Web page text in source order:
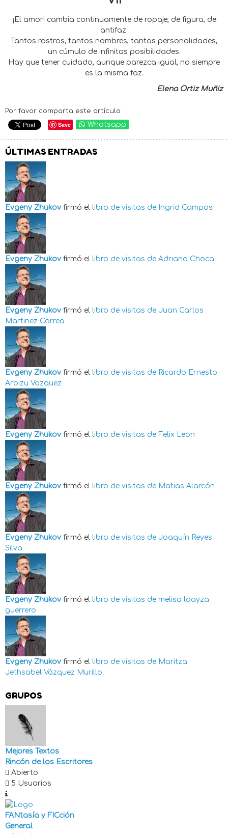
¡El amor! cambia continuamente de ropaje, de figura, de
antifaz.
Tantos rostros, tantos nombres, tantas personalidades,
un cúmulo de infinitas posibilidades.
Hay que tener cuidado, aunque parezca igual, no siempre
es la misma faz.
Elena Ortiz Muñiz
Por favor comparta este artículo:
Save Whatsapp
ÚLTIMAS ENTRADAS
Evgeny Zhukov firmó el libro de visitas de Ingrid Campos
Evgeny Zhukov firmó el libro de visitas de Adriana Choca
Evgeny Zhukov firmó el libro de visitas de Juan Carlos
Martinez Correa
Evgeny Zhukov firmó el libro de visitas de Ricardo Ernesto
Arbizu Vazquez
Evgeny Zhukov firmó el libro de visitas de Felix Leon
Evgeny Zhukov firmó el libro de visitas de Matias Alarcón
Evgeny Zhukov firmó el libro de visitas de Joaquín Reyes
Silva
Evgeny Zhukov firmó el libro de visitas de melisa loayza
guerrero
Evgeny Zhukov firmó el libro de visitas de Maritza
Jethsabel Vázquez Murillo
GRUPOS
Mejores Textos
Rincón de los Escritores
Abierto
5 Usuarios
FANtasía y FICción
General